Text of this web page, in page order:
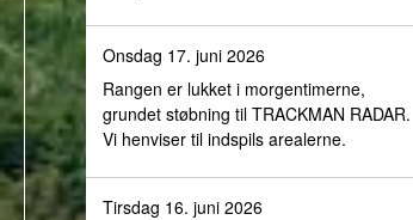
Onsdag 17. juni 2026
Rangen er lukket i morgentimerne,
grundet støbning til TRACKMAN RADAR.
Vi henviser til indspils arealerne.
Tirsdag 16. juni 2026